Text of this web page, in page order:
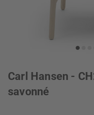
Carl Hansen -
savonné